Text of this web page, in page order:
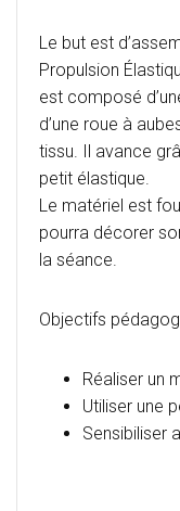
Le but est
Propulsion
est composé
d’une roue à
tissu. Il avance
petit élastique.
Le matériel est
pourra décorer
la séance.
Objectifs
Réaliser un
Utiliser une
Sensibiliser